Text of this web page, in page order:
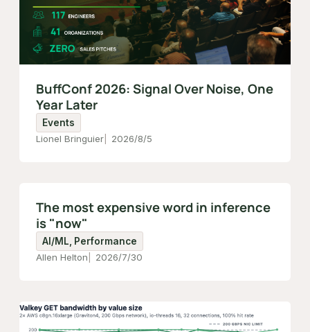
BuffConf 2026: Signal Over Noise, One
Year Later
Events
Lionel Bringuier
2026/8/5
The most expensive word in inference
is "now"
AI/ML, Performance
Allen Helton
2026/7/30